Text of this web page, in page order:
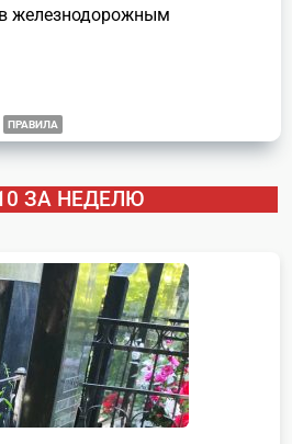
железнодорожным
ПРАВИЛА
ЗА НЕДЕЛЮ